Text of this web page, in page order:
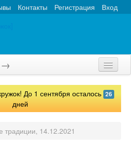
Вход
Регистрация
Контакты
→
До 1 сентября осталось 26
дней
традиции, 14.12.2021